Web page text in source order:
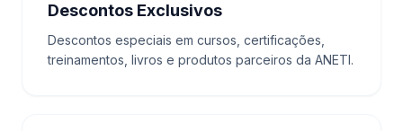
Descontos Exclusivos
Descontos especiais em cursos, certificações,
treinamentos, livros e produtos parceiros da ANETI.